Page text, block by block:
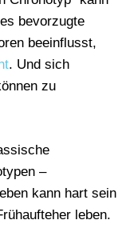
bevorzugte
beeinflusst,
. Und sich
zu
–
kann hart sein
leben.